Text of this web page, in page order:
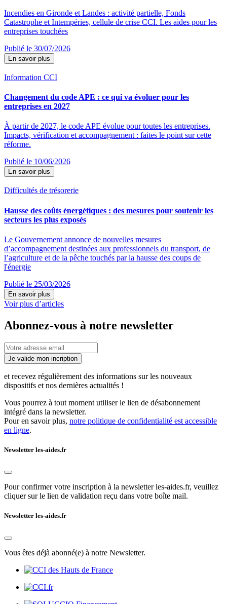
Incendies en Gironde et Landes : activité partielle, Fonds
Catastrophe et Intempéries, cellule de crise CCI. Les aides pour les
entreprises touchées
Publié le 30/07/2026
En savoir plus
Information CCI
Changement du code APE : ce qui va évoluer pour les
entreprises en 2027
À partir de 2027, le code APE évolue pour toutes les entreprises.
Impacts, vérification et accompagnement : faites le point sur cette
réforme.
Publié le 10/06/2026
En savoir plus
Difficultés de trésorerie
Hausse des coûts énergétiques : des mesures pour soutenir les
secteurs les plus exposés
Le Gouvernement annonce de nouvelles mesures
d’accompagnement destinées aux professionnels du transport, de
l’agriculture et de la pêche touchés par la hausse des coups de
l'énergie
Publié le 25/03/2026
En savoir plus
Voir plus d’articles
Abonnez-vous à notre newsletter
Je valide mon incription
et recevez régulièrement des informations sur les nouveaux
dispositifs et nos dernières actualités !
Vous pourrez à tout moment utiliser le lien de désabonnement
intégré dans la newsletter.
Pour en savoir plus, notre politique de confidentialité est accessible
en ligne.
Newsletter les-aides.fr
Pour confirmer votre inscription à la newsletter les-aides.fr, veuillez
cliquer sur le lien de validation reçu dans votre boîte mail.
Newsletter les-aides.fr
Vous êtes déjà abonné(e) à notre Newsletter.